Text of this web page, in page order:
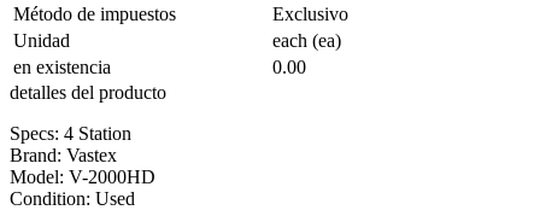
Método de impuestos
Exclusivo
Unidad
each (ea)
en existencia
0.00
detalles del producto
Specs: 4 Station
Brand: Vastex
Model: V-2000HD
Condition: Used